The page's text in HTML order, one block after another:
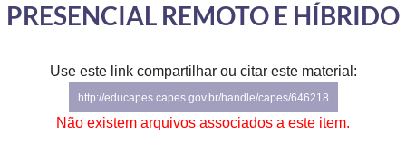
Planalto
PRESENCIAL REMOTO E HÍBRIDO
Use este link compartilhar ou citar este material:
http://educapes.capes.gov.br/handle/capes/646218
Não existem arquivos associados a este item.